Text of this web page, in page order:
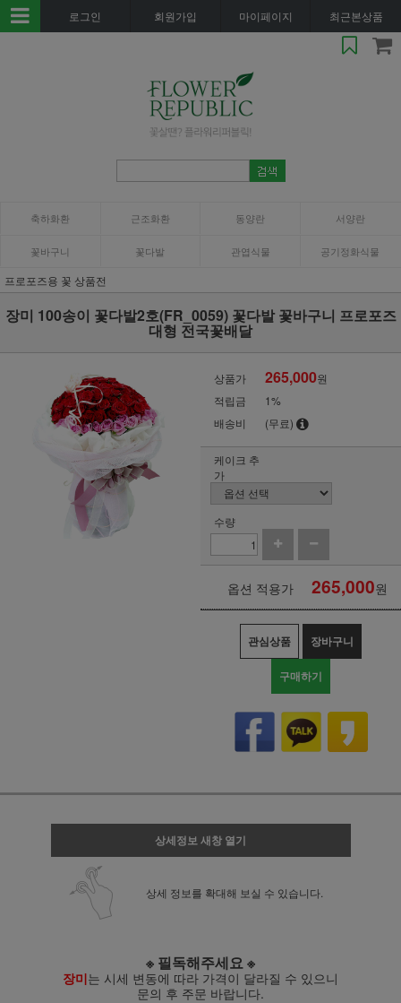
로그인 회원가입 마이페이지 최근본상품
축하화환 근조화환 동양란 서양란
꽃바구니 꽃다발 관엽식물 공기정화식물
프로포즈용 꽃 상품전
장미 100송이 꽃다발2호(FR_0059) 꽃다발 꽃바구니 프로포즈
대형 전국꽃배달
상품가 265,000원
적립금
1%
배송비
(무료)
케이크 추
가
수량
옵션 적용가 265,000원
관심상품 장바구니
구매하기
상세정보 새창 열기
상세 정보를 확대해 보실 수 있습니다.
※ 필독해주세요 ※
장미는 시세 변동에 따라 가격이 달라질 수 있으니
문의 후 주문 바랍니다.